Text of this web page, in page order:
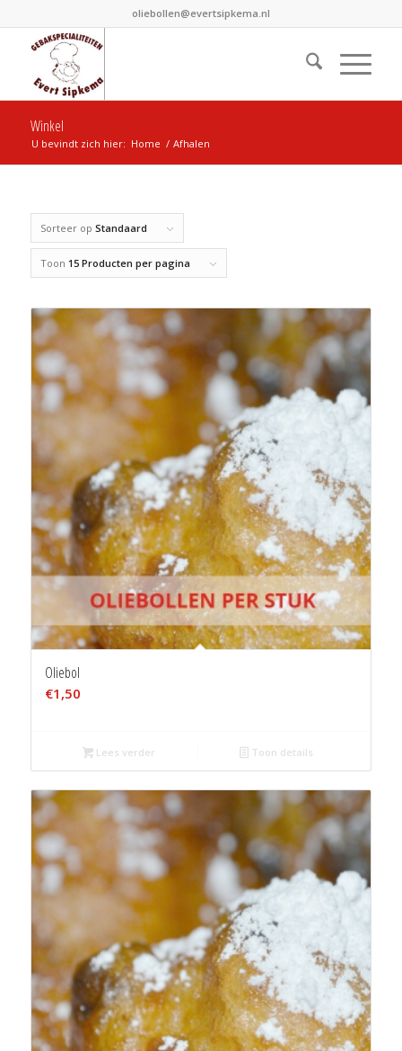
oliebollen@evertsipkema.nl
Winkel
U bevindt zich hier: Home / Afhalen
Sorteer op Standaard
Toon 15 Producten per pagina
Oliebol
€1,50
Lees verder Toon details